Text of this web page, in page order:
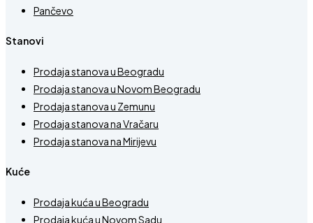
Pančevo
Stanovi
Prodaja stanova u Beogradu
Prodaja stanova u Novom Beogradu
Prodaja stanova u Zemunu
Prodaja stanova na Vračaru
Prodaja stanova na Mirijevu
Kuće
Prodaja kuća u Beogradu
Prodaja kuća u Novom Sadu